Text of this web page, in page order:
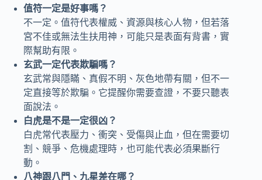
值符一定是好事嗎？
不一定。值符代表權威、資源與核心人物，但若落
宮不佳或無法生扶用神，可能只是表面有背書，實
際幫助有限。
玄武一定代表欺騙嗎？
玄武常與隱瞞、真假不明、灰色地帶有關，但不一
定直接等於欺騙。它提醒你需要查證，不要只聽表
面說法。
白虎是不是一定很凶？
白虎常代表壓力、衝突、受傷與止血，但在需要切
割、競爭、危機處理時，也可能代表必須果斷行
動。
八神跟八門、九星差在哪？